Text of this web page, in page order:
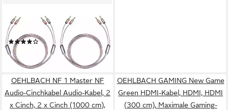
mm², 1 Paar Audio-Kabel, 2 x
Bananen Stecker, 2 x Bananen
Stecker (200 cm),
Hochwertiges Kupfer, Flexibel
(1)
ab 191,72 €
leider ausverkauft
OEHLBACH NF 1 Master NF
Audio-Cinchkabel Audio-Kabel, 2
x Cinch, 2 x Cinch (1000 cm),
OEHLBACH GAMING New Game
Green HDMI-Kabel, HDMI, HDMI
(300 cm), Maximale Gaming-